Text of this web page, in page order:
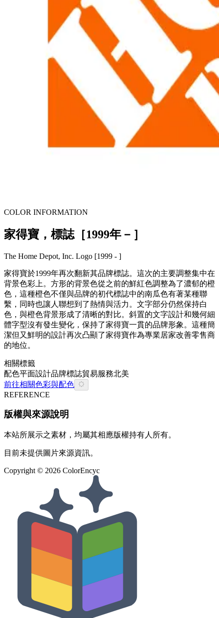
COLOR INFORMATION
家得寶，標誌［1999年－］
The Home Depot, Inc. Logo [1999 - ]
家得寶於1999年再次翻新其品牌標誌。這次的主要調整集中在
背景色彩上。方形的背景色從之前的鮮紅色調整為了濃郁的橙
色，這種橙色不僅與品牌的初代標誌中的南瓜色有著某種聯
繫，同時也讓人聯想到了熱情與活力。文字部分仍然保持白
色，與橙色背景形成了清晰的對比。斜置的文字設計和幾何細
體字型沒有發生變化，保持了家得寶一貫的品牌形象。這種簡
潔但又鮮明的設計再次凸顯了家得寶作為專業居家改善零售商
的地位。
相關標籤
配色平面設計品牌標誌貿易服務北美
前往相關色彩與配色
REFERENCE
版權與來源說明
本站所展示之素材，均屬其相應版權持有人所有。
目前未提供圖片來源資訊。
Copyright © 2026 ColorEncyc